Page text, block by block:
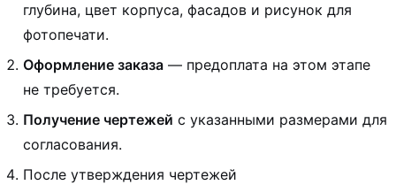
глубина, цвет корпуса, фасадов и рисунок для
фотопечати.
Оформление заказа — предоплата на этом этапе
не требуется.
Получение чертежей с указанными размерами для
согласования.
После утверждения чертежей